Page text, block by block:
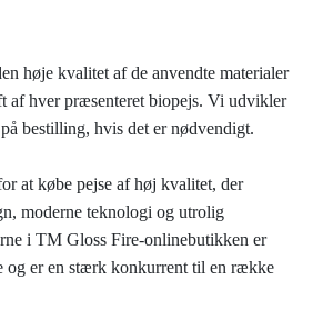
høje kvalitet af de anvendte materialer
af hver præsenteret biopejs. Vi udvikler
bestilling, hvis det er nødvendigt.
at købe pejse af høj kvalitet, der
moderne teknologi og utrolig
i TM Gloss Fire-onlinebutikken er
og er en stærk konkurrent til en række